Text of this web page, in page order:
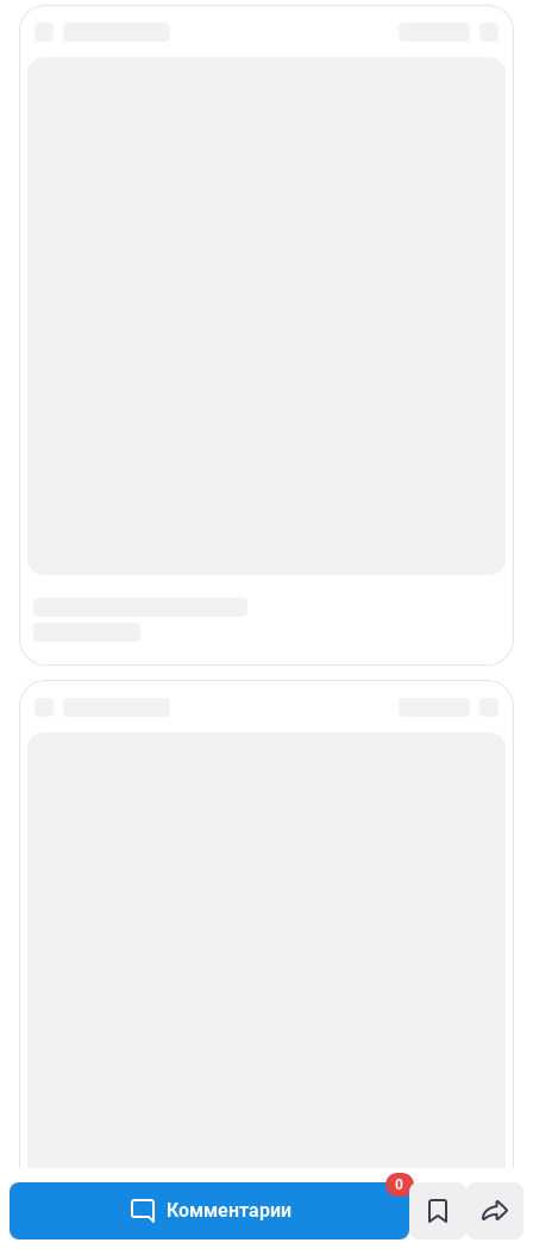
Комментарии
0